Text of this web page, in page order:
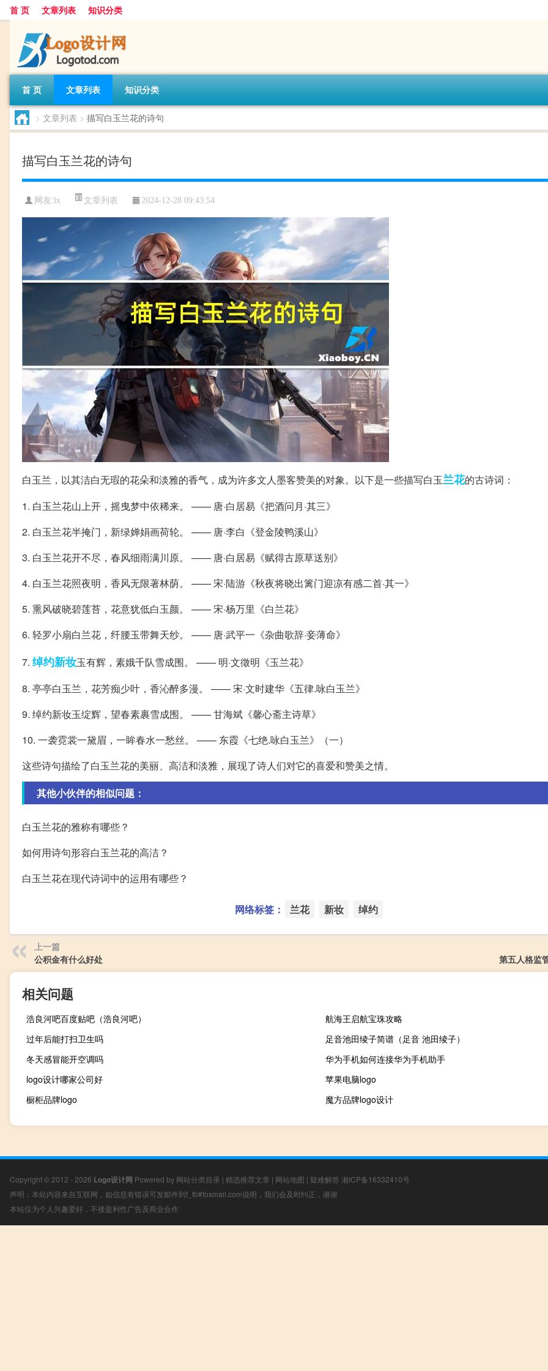
首 页 文章列表 知识分类
首 页 文章列表 知识分类
> 文章列表 > 描写白玉兰花的诗句
描写白玉兰花的诗句
网友:lx 文章列表 2024-12-28 09:43:54
白玉兰，以其洁白无瑕的花朵和淡雅的香气，成为许多文人墨客赞美的对象。以下是一些描写白玉兰花的古诗词：
1. 白玉兰花山上开，摇曳梦中依稀来。 —— 唐·白居易《把酒问月·其三》
2. 白玉兰花半掩门，新绿婵娟画荷轮。 —— 唐·李白《登金陵鸭溪山》
3. 白玉兰花开不尽，春风细雨满川原。 —— 唐·白居易《赋得古原草送别》
4. 白玉兰花照夜明，香风无限著林荫。 —— 宋·陆游《秋夜将晓出篱门迎凉有感二首·其一》
5. 熏风破晓碧莲苔，花意犹低白玉颜。 —— 宋·杨万里《白兰花》
6. 轻罗小扇白兰花，纤腰玉带舞天纱。 —— 唐·武平一《杂曲歌辞·妾薄命》
7. 绰约新妆玉有辉，素娥千队雪成围。 —— 明·文徵明《玉兰花》
8. 亭亭白玉兰，花芳痴少叶，香沁醉多漫。 —— 宋·文时建华《五律.咏白玉兰》
9. 绰约新妆玉绽辉，望春素裹雪成围。 —— 甘海斌《馨心斋主诗草》
10. 一袭霓裳一黛眉，一眸春水一愁丝。 —— 东霞《七绝.咏白玉兰》（一）
这些诗句描绘了白玉兰花的美丽、高洁和淡雅，展现了诗人们对它的喜爱和赞美之情。
其他小伙伴的相似问题：
白玉兰花的雅称有哪些？
如何用诗句形容白玉兰花的高洁？
白玉兰花在现代诗词中的运用有哪些？
网络标签： 兰花 新妆 绰约
上一篇
公积金有什么好处
第五人格监
相关问题
浩良河吧百度贴吧（浩良河吧）
航海王启航宝珠攻略
过年后能打扫卫生吗
足音池田绫子简谱（足音 池田绫子）
冬天感冒能开空调吗
华为手机如何连接华为手机助手
logo设计哪家公司好
苹果电脑logo
橱柜品牌logo
魔方品牌logo设计
Copyright © 2012 - 2026 Logo设计网 Powered by 网站分类目录 | 精选推荐文章 | 网站地图 | 疑难解答 湘ICP备16332410号
声明：本站内容来自互联网，如信息有错误可发邮件到f_fb#foxmail.com说明，我们会及时纠正，谢谢
本站仅为个人兴趣爱好，不接盈利性广告及商业合作